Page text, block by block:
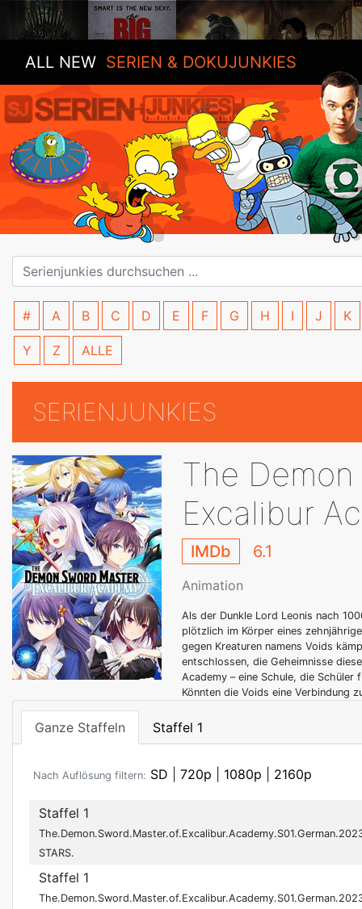
ALL NEW SERIEN & DOKUJUNKIES
# A B C D E F G H I J K
Y Z ALLE
SERIENJUNKIES
The
Excalibur
IMDb 6.1
Animation
Als der Dunkle Lord Leonis nach
plötzlich im Körper eines
gegen Kreaturen namens Voids
entschlossen, die Geheimnisse
Academy – eine Schule, die
Könnten die Voids eine Verbindung
Ganze Staffeln Staffel 1
Nach Auflösung filtern: SD 720p 1080p 2160p
Staffel 1
STARS.
Staffel 1